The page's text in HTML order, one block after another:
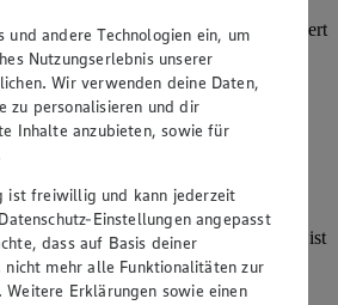
Kohrmann (Geschäftsführer), Gert
Christian Remy (Geschäftsführer),
urheberrechtlich geschützt. Der
jedoch das Recht, den auf dieser
ganz oder ausschnittsweise zu
Aus Gründen des Urheberrechts ist
und Vervielfältigung von Bildmaterial
nicht gestattet.
und andere Technologien ein, um
Nutzungserlebnis unserer
Wir verwenden deine Daten,
zu personalisieren und dir
Inhalte anzubieten, sowie für
ist freiwillig und kann jederzeit
Einstellungen angepasst
dass auf Basis deiner
mehr alle Funktionalitäten zur
Weitere Erklärungen sowie einen